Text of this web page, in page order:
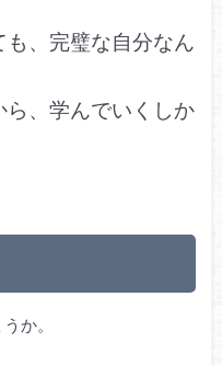
、完璧な自分なん
、学んでいくしか
か。